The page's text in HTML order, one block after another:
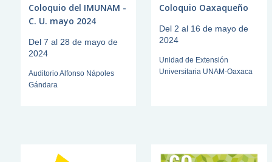
Coloquio del IMUNAM -
C. U. mayo 2024
Del 7 al 28 de mayo de
2024
Auditorio Alfonso Nápoles
Gándara
Coloquio Oaxaqueño
Del 2 al 16 de mayo de
2024
Unidad de Extensión
Universitaria UNAM-Oaxaca